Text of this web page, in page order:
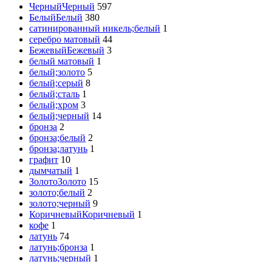
ЧерныйЧерный 597
БелыйБелый 380
сатинированный никель;белый 1
серебро матовый 44
БежевыйБежевый 3
белый матовый 1
белый;золото 5
белый;серый 8
белый;сталь 1
белый;хром 3
белый;черный 14
бронза 2
бронза;белый 2
бронза;латунь 1
графит 10
дымчатый 1
ЗолотоЗолото 15
золото;белый 2
золото;черный 9
КоричневыйКоричневый 1
кофе 1
латунь 74
латунь;бронза 1
латунь;черный 1